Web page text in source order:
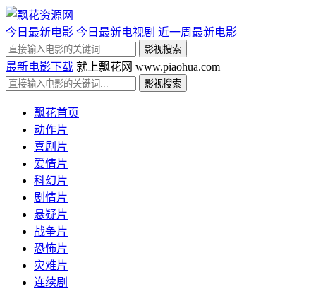
今日最新电影 今日最新电视剧 近一周最新电影
最新电影下载 就上飘花网 www.piaohua.com
飘花首页
动作片
喜剧片
爱情片
科幻片
剧情片
悬疑片
战争片
恐怖片
灾难片
连续剧